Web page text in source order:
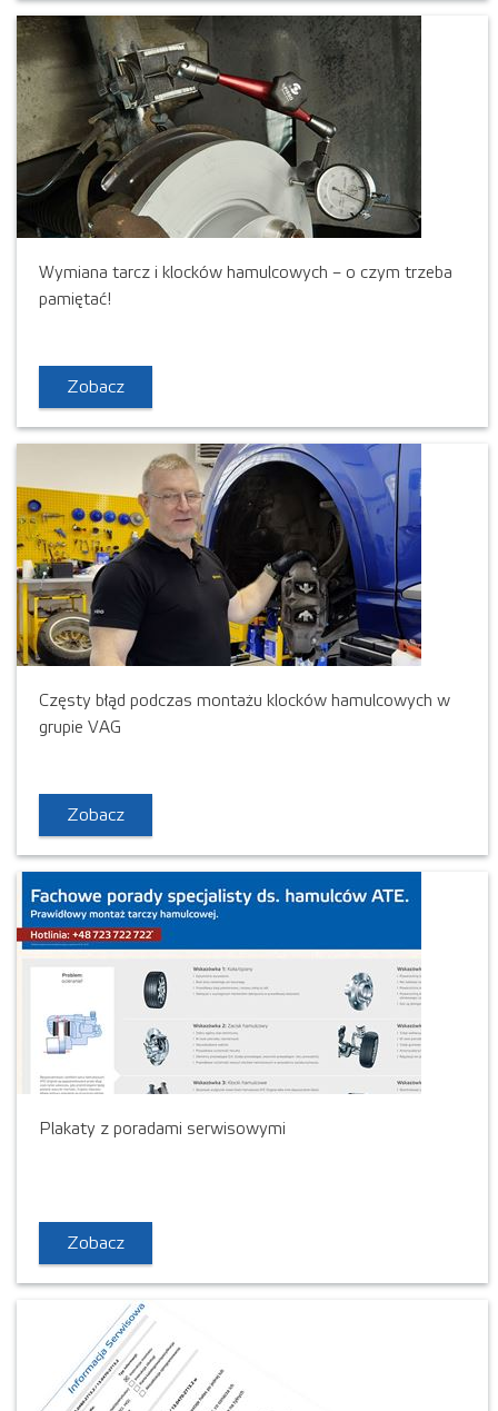
Wymiana tarcz i klocków hamulcowych – o czym trzeba
pamiętać!
Zobacz
Częsty błąd podczas montażu klocków hamulcowych w
grupie VAG
Zobacz
Plakaty z poradami serwisowymi
Zobacz